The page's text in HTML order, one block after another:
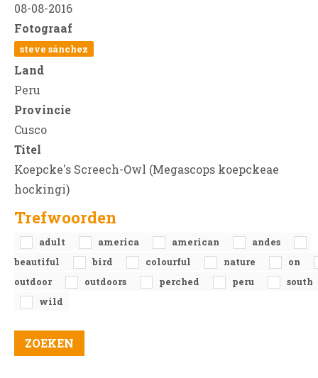
08-08-2016
Fotograaf
steve sánchez
Land
Peru
Provincie
Cusco
Titel
Koepcke's Screech-Owl (Megascops koepckeae
hockingi)
Trefwoorden
adult america american
andes
beautiful
bird colourful nature
on
outdoor
outdoors perched peru
south
wild